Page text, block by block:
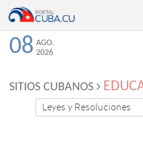
08 AGO.
2026
SITIOS CUBANOS
Leyes y Resoluciones